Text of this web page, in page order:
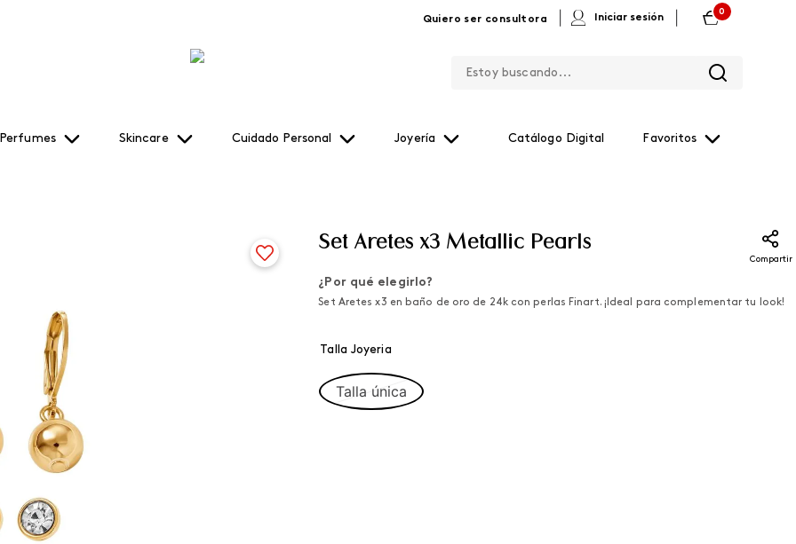
Quiero ser consultora Iniciar sesión
0
Perfumes Skincare Cuidado Personal Joyería Catálogo Digital Favoritos
Set Aretes x3 Metallic Pearls
Compartir
¿Por qué elegirlo?
Set Aretes x3 en baño de oro de 24k con perlas Finart. ¡Ideal para complementar tu look!
Talla Joyeria
Talla única